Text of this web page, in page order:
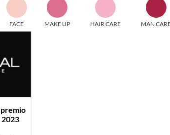
racchiude un pool di società di
specializzate nell’informazione b2b. Edizioni
che coinvolgono gli attori nei settori
entertainment e sport.
FACE MAKE UP HAIR CARE MAN
premio